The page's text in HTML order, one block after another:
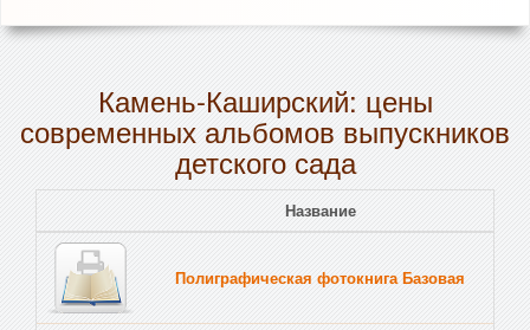
Камень-Каширский: цены
современных альбомов выпускников
детского сада
Название
Полиграфическая фотокнига Базовая